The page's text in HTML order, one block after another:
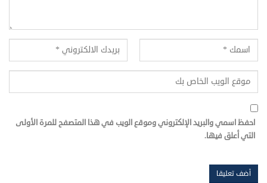
احفظ اسمي والبريد الإلكتروني وموقع الويب في هذا المتصفح للمرة الأولى
التي أعلق فيها.